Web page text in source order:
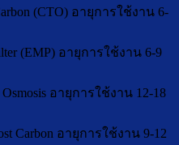
(CTO) อายุการใช้งาน 6-
(EMP) อายุการใช้งาน 6-9
อายุการใช้งาน 12-18
Carbon อายุการใช้งาน 9-12